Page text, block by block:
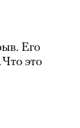
Его
это